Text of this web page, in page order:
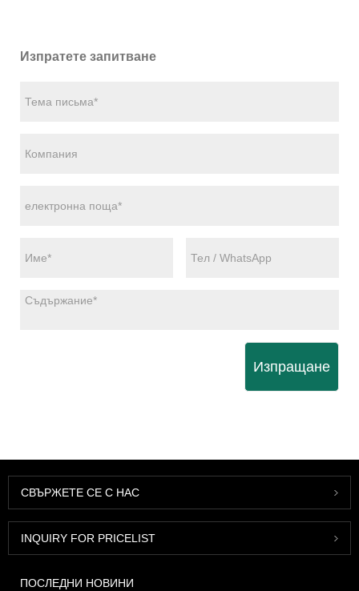
Изпратете запитване
Изпращане
СВЪРЖЕТЕ СЕ С НАС
INQUIRY FOR PRICELIST
ПОСЛЕДНИ НОВИНИ